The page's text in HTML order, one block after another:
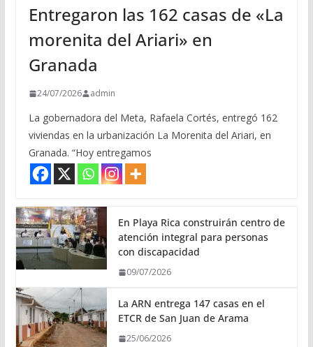
Entregaron las 162 casas de «La
morenita del Ariari» en
Granada
24/07/2026 admin
La gobernadora del Meta, Rafaela Cortés, entregó 162
viviendas en la urbanización La Morenita del Ariari, en
Granada. “Hoy entregamos
En Playa Rica construirán centro de
atención integral para personas
con discapacidad
09/07/2026
La ARN entrega 147 casas en el
ETCR de San Juan de Arama
25/06/2026